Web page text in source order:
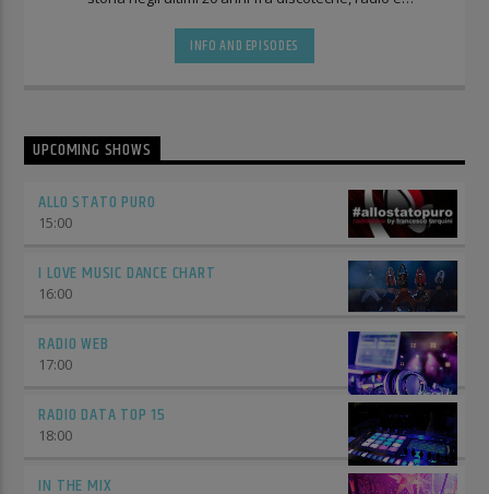
INFO AND EPISODES
UPCOMING SHOWS
ALLO STATO PURO
15:00
I LOVE MUSIC DANCE CHART
16:00
RADIO WEB
17:00
RADIO DATA TOP 15
18:00
IN THE MIX